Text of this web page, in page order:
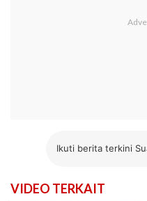
Ikuti berita terkini
VIDEO TERKAIT